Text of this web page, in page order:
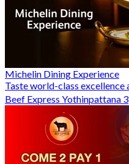
Michelin Dining Experience
Beef Express Yothinpattana 3